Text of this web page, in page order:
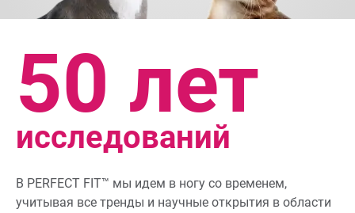
50 лет
исследований
В PERFECT FIT™ мы идем в ногу со временем,
учитывая все тренды и научные открытия в области